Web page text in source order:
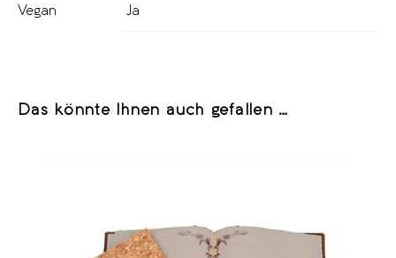
Vegan Ja
Das könnte Ihnen auch gefallen …